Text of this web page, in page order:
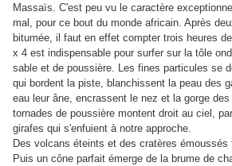
Massaïs. C'est peu vu le caractère
mal, pour ce bout du monde africain. Après
bitumée, il faut en effet compter trois heures
x 4 est indispensable pour surfer sur la tôle
sable et de poussière. Les fines particules se
qui bordent la piste, blanchissent la peau des
eau leur âne, encrassent le nez et la gorge
tornades de poussière montent droit au ciel,
girafes qui s'enfuient à notre approche.
Des volcans éteints et des cratères émoussés
Puis un cône parfait émerge de la brume de